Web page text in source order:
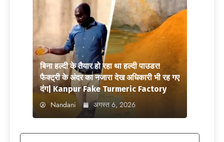
बिना हल्दी के तैयार हो रहा था हल्दी पाउडर!
फैक्ट्री के अंदर का नजारा देख अधिकारी भी रह गए
दंग| Kanpur Fake Turmeric Factory
Nandani अगस्त 6, 2026